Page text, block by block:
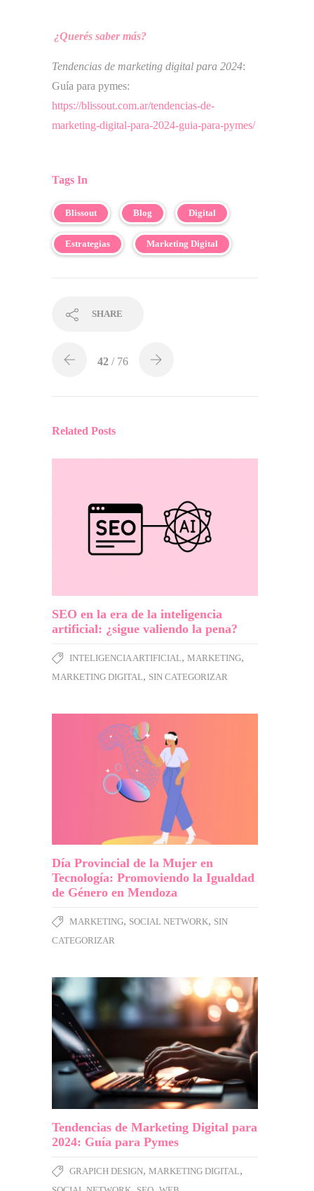
¿Querés saber más?
Tendencias de marketing digital para 2024:
Guía para pymes:
https://blissout.com.ar/tendencias-de-
marketing-digital-para-2024-guia-para-pymes/
Tags In
Blissout Blog Digital
Estrategias Marketing Digital
SHARE
42 / 76
Related Posts
SEO en la era de la inteligencia
artificial: ¿sigue valiendo la pena?
INTELIGENCIA ARTIFICIAL, MARKETING,
MARKETING DIGITAL, SIN CATEGORIZAR
Día Provincial de la Mujer en
Tecnología: Promoviendo la Igualdad
de Género en Mendoza
MARKETING, SOCIAL NETWORK, SIN
CATEGORIZAR
Tendencias de Marketing Digital para
2024: Guía para Pymes
GRAPICH DESIGN, MARKETING DIGITAL,